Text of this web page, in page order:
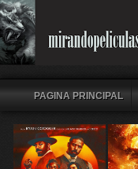
PAGINA PRINCIPAL